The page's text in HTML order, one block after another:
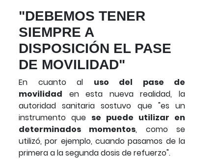
"DEBEMOS TENER
SIEMPRE A
DISPOSICIÓN EL PASE
DE MOVILIDAD"
En cuanto al uso del pase de
movilidad en esta nueva realidad, la
autoridad sanitaria sostuvo que "es un
instrumento que se puede utilizar en
determinados momentos, como se
utilizó, por ejemplo, cuando pasamos de la
primera a la segunda dosis de refuerzo".